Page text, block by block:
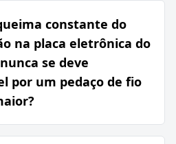
constante do
na placa eletrônica do
se deve
por um pedaço de fio